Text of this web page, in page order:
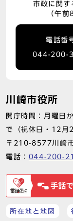
市政に関す
（午
電話番
044-200-
川崎市役所
開庁時間：月曜日
で（祝休日・12月
〒210-8577川崎
電話： 044-200-
所在地と地図